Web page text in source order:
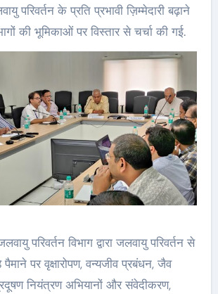
परिवर्तन के प्रति प्रभावी ज़िम्मेदारी बढ़ाने
की भूमिकाओं पर विस्तार से चर्चा की गई.
परिवर्तन विभाग द्वारा जलवायु परिवर्तन से
पर वृक्षारोपण, वन्यजीव प्रबंधन, जैव
नियंत्रण अभियानों और संवेदीकरण,